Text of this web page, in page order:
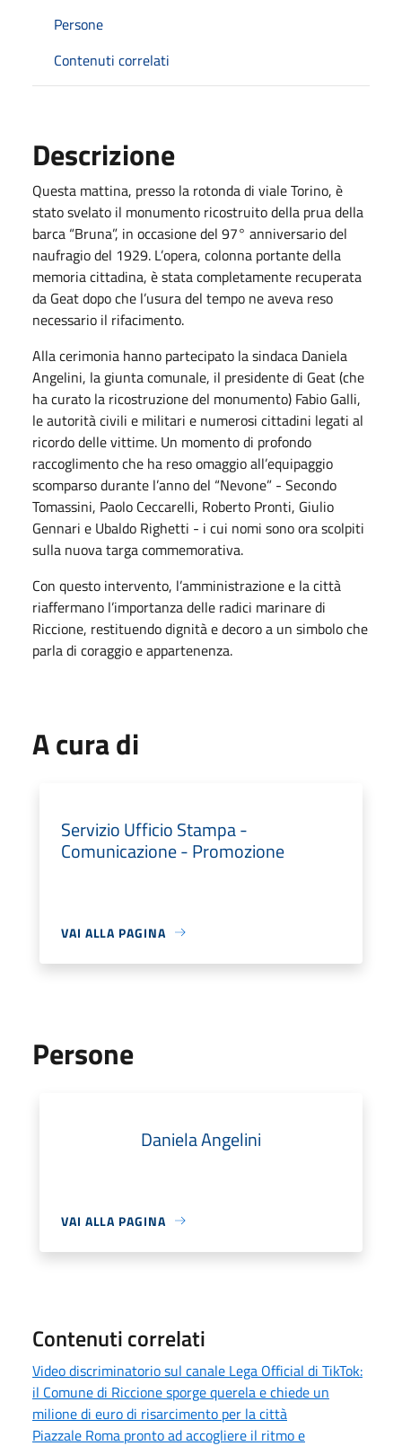
Persone
Contenuti correlati
Descrizione
Questa mattina, presso la rotonda di viale Torino, è
stato svelato il monumento ricostruito della prua della
barca “Bruna”, in occasione del 97° anniversario del
naufragio del 1929. L’opera, colonna portante della
memoria cittadina, è stata completamente recuperata
da Geat dopo che l’usura del tempo ne aveva reso
necessario il rifacimento.
Alla cerimonia hanno partecipato la sindaca Daniela
Angelini, la giunta comunale, il presidente di Geat (che
ha curato la ricostruzione del monumento) Fabio Galli,
le autorità civili e militari e numerosi cittadini legati al
ricordo delle vittime. Un momento di profondo
raccoglimento che ha reso omaggio all’equipaggio
scomparso durante l’anno del “Nevone” - Secondo
Tomassini, Paolo Ceccarelli, Roberto Pronti, Giulio
Gennari e Ubaldo Righetti - i cui nomi sono ora scolpiti
sulla nuova targa commemorativa.
Con questo intervento, l’amministrazione e la città
riaffermano l’importanza delle radici marinare di
Riccione, restituendo dignità e decoro a un simbolo che
parla di coraggio e appartenenza.
A cura di
Servizio Ufficio Stampa -
Comunicazione - Promozione
VAI ALLA PAGINA
Persone
Daniela Angelini
VAI ALLA PAGINA
Contenuti correlati
Video discriminatorio sul canale Lega Official di TikTok:
il Comune di Riccione sporge querela e chiede un
milione di euro di risarcimento per la città
Piazzale Roma pronto ad accogliere il ritmo e